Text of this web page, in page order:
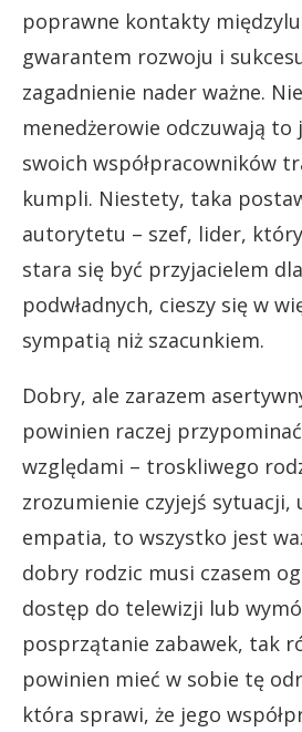
poprawne kontakty
gwarantem rozwoju i
zagadnienie nader ważne.
menedżerowie odczuwają to
swoich współpracowników
kumpli. Niestety, taka
autorytetu – szef, lider,
stara się być przyjacielem
podwładnych, cieszy się w
sympatią niż szacunkiem.
Dobry, ale zarazem
powinien raczej
względami – troskliwego
zrozumienie czyjejś sytuacji,
empatia, to wszystko jest
dobry rodzic musi czasem
dostęp do telewizji lub
posprzątanie zabawek, tak
powinien mieć w sobie tę
która sprawi, że jego